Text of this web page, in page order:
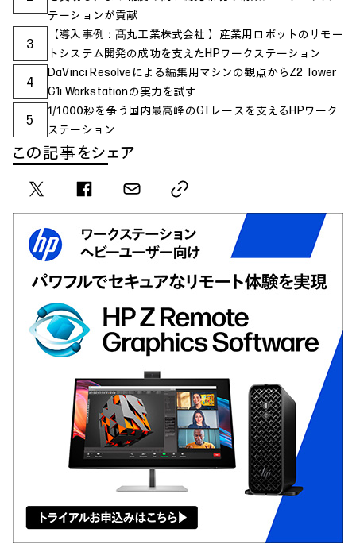
テーションが貢献
3
【導入事例：髙丸工業株式会社 】産業用ロボットのリモー
トシステム開発の成功を支えたHPワークステーション
4
DaVinci Resolveによる編集用マシンの観点からZ2 Tower
G1i Workstationの実力を試す
5
1/1000秒を争う国内最高峰のGTレースを支えるHPワーク
ステーション
この記事をシェア